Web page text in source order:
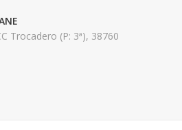
Trocadero (P: 3ª), 38760